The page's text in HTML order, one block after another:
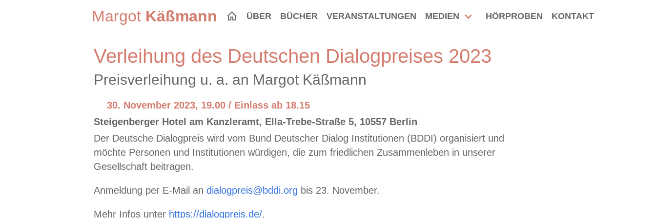
Margot Käßmann ÜBER BÜCHER VERANSTALTUNGEN MEDIEN HÖRPROBEN KONTAKT
Verleihung des Deutschen Dialogpreises 2023
Preisverleihung u. a. an Margot Käßmann
30. November 2023, 19.00 / Einlass ab 18.15
Steigenberger Hotel am Kanzleramt, Ella-Trebe-Straße 5, 10557 Berlin
Der Deutsche Dialogpreis wird vom Bund Deutscher Dialog Institutionen (BDDI) organisiert und
möchte Personen und Institutionen würdigen, die zum friedlichen Zusammenleben in unserer
Gesellschaft beitragen.
Anmeldung per E-Mail an dialogpreis@bddi.org bis 23. November.
Mehr Infos unter https://dialogpreis.de/.